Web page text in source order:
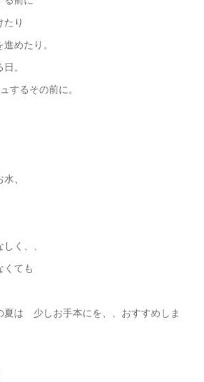
り
めたり。
。
するその前に。
、
く、、
くても
夏は 少しお手本にを、、おすすめしま